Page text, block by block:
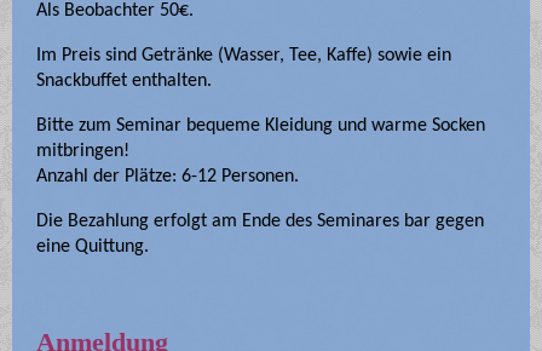
Als Beobachter 50€.
Im Preis sind Getränke (Wasser, Tee, Kaffe) sowie ein
Snackbuffet enthalten.
Bitte zum Seminar bequeme Kleidung und warme Socken
mitbringen!
Anzahl der Plätze: 6-12 Personen.
Die Bezahlung erfolgt am Ende des Seminares bar gegen
eine Quittung.
Anmeldung